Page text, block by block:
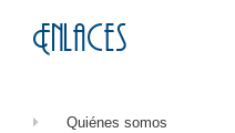
Enlaces
Quiénes somos